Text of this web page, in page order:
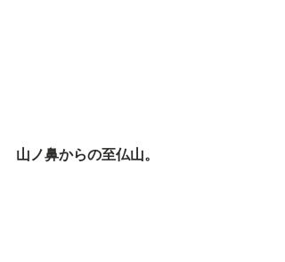
山ノ鼻からの至仏山。